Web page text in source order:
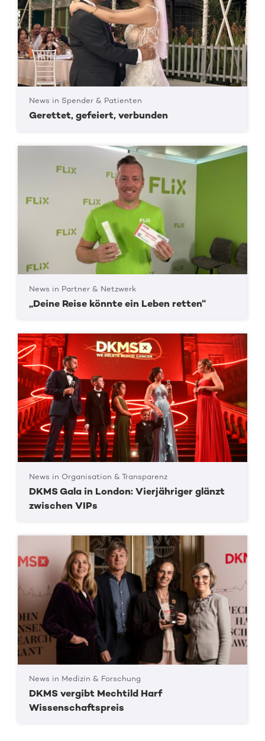
News in Spender & Patienten
Gerettet, gefeiert, verbunden
News in Partner & Netzwerk
„Deine Reise könnte ein Leben retten“
News in Organisation & Transparenz
DKMS Gala in London: Vierjähriger glänzt
zwischen VIPs
News in Medizin & Forschung
DKMS vergibt Mechtild Harf
Wissenschaftspreis